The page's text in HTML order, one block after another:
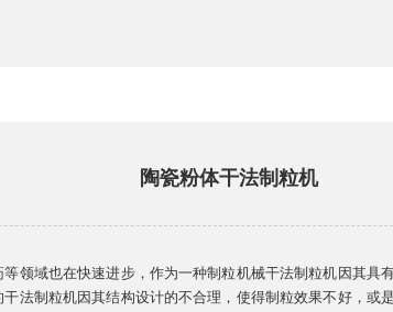
​陶瓷粉体干法制粒机
领域也在快速进步，作为一种制粒机械干法制粒机因其具
法制粒机因其结构设计的不合理，使得制粒效果不好，或